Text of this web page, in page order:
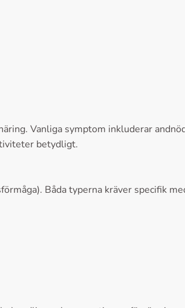
Vanliga symptom inkluderar
betydligt.
Båda typerna kräver specifik